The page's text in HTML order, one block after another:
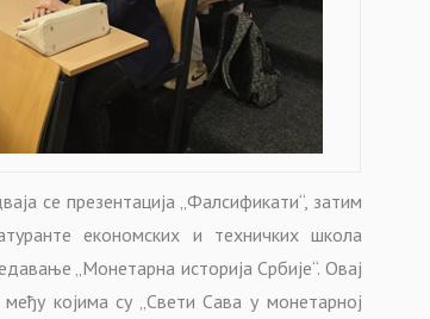
се презентација „Фалсификати“, затим
економских и техничких школа
„Монетарна историја Србије“. Овај
којима су „Свети Сава у монетарној